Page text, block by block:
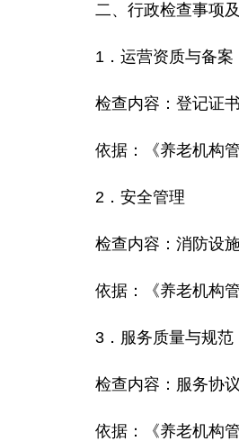
二、 行政检查事项
1． 运营资质与备案
检查内容 ：登记证
依据 ：《养老机构
2． 安全管理
检查内容 ：消防设
依据 ：《养老机构
3． 服务质量与规范
检查内容 ：服务协
依据 ：《养老机构